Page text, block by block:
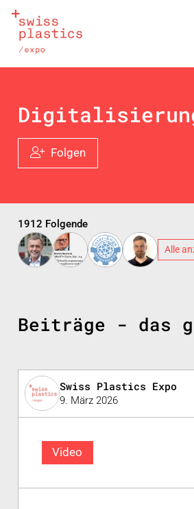
Folgen
1912 Folgende
Alle
Beiträge - das
Swiss Plastics Expo
9. März 2026
Video